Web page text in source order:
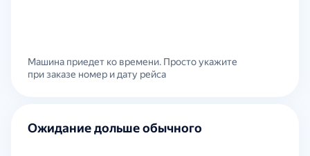
Машина приедет ко времени. Просто укажите
при заказе номер и дату рейса
Ожидание дольше обычного